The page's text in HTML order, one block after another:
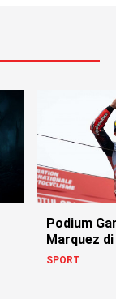
Podium
Marquez
SPORT